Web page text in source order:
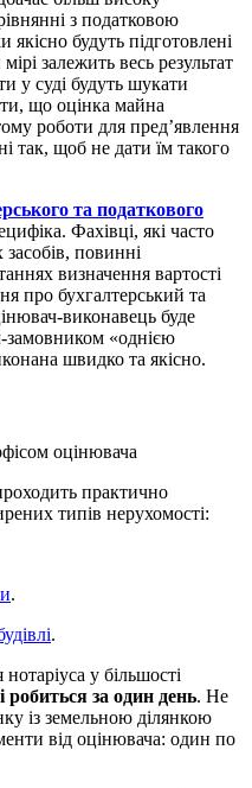
з податковою
якісно будуть підготовлені
залежить весь результат
у суді будуть шукати
що оцінка майна
роботи для пред’явлення
так, щоб не дати їм такого
та податкового
Фахівці, які часто
повинні
визначення вартості
про бухгалтерський та
виконавець буде
замовником «однією
швидко та якісно.
практично
типів нерухомості:
.
.
у більшості
робиться за один день. Не
із земельною ділянкою
від оцінювача: один по